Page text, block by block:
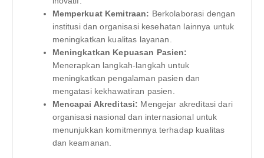
Memperkuat Kemitraan: Berkolaborasi dengan
institusi dan organisasi kesehatan lainnya untuk
meningkatkan kualitas layanan.
Meningkatkan Kepuasan Pasien:
Menerapkan langkah-langkah untuk
meningkatkan pengalaman pasien dan
mengatasi kekhawatiran pasien.
Mencapai Akreditasi: Mengejar akreditasi dari
organisasi nasional dan internasional untuk
menunjukkan komitmennya terhadap kualitas
dan keamanan.